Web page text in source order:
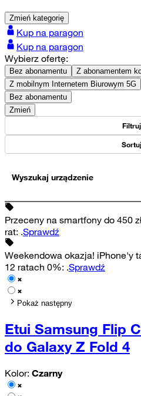
Zmień kategorię
Kup na paragon
Kup na paragon
Wybierz ofertę:
Bez abonamentu
Z abonamentem
Z mobilnym Internetem Biurowym 5G
Bez abonamentu
Zmień
Filtruj
Sortuj
Wyszukaj urządzenie
Przeceny na smartfony do 450
rat: .Sprawdź
Weekendowa okazja! iPhone'y
12 ratach 0%: .Sprawdź
Pokaż następny
Etui Samsung Flip
do Galaxy Z Fold 4
Kolor: Czarny